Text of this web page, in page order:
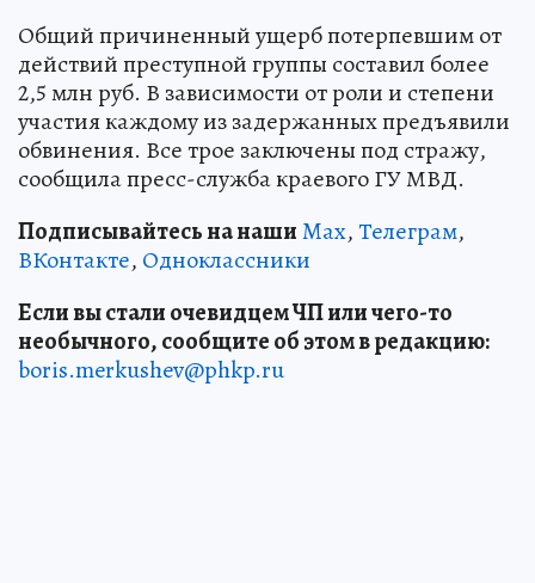
Общий причиненный ущерб потерпевшим от
действий преступной группы составил более
2,5 млн руб. В зависимости от роли и степени
участия каждому из задержанных предъявили
обвинения. Все трое заключены под стражу,
сообщила пресс-служба краевого ГУ МВД.
Подписывайтесь на нашиMax,Телеграм,
ВКонтакте, Одноклассники
Если вы стали очевидцем ЧП или чего-то
необычного, сообщите об этом в редакцию:
boris.merkushev@phkp.ru